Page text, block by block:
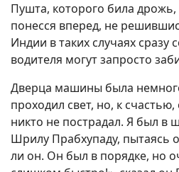
Пушта, которого била дрожь,
понесся вперед, не
Индии в таких случаях сразу
водителя могут запросто
Дверца машины была
проходил свет, но, к
никто не пострадал. Я был в
Шрилу Прабхупаду, пытаясь
ли он. Он был в порядке, но